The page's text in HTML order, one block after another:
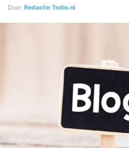
Door Redactie Todio.nl